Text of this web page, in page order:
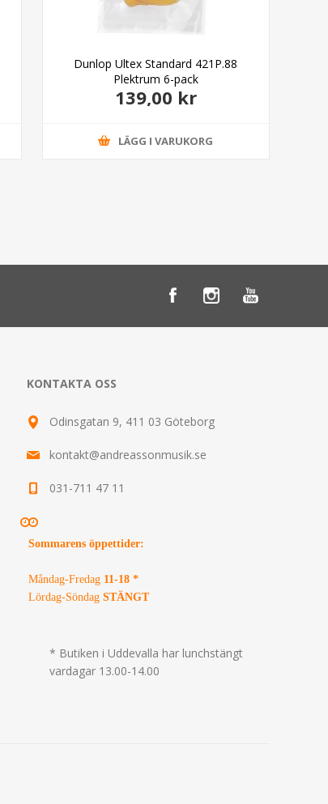
Dunlop Ultex Standard 421P.88
Plektrum 6-pack
139,00 kr
LÄGG I VARUKORG
KONTAKTA OSS
Odinsgatan 9, 411 03 Göteborg
kontakt@andreassonmusik.se
031-711 47 11
Sommarens öppettider:
Måndag-Fredag 11-18 *
Lördag-Söndag STÄNGT
* Butiken i Uddevalla har lunchstängt
vardagar 13.00-14.00